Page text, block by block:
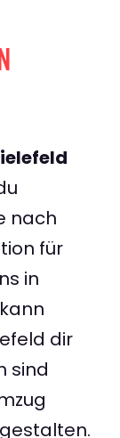
nach
für
in
dir
sind